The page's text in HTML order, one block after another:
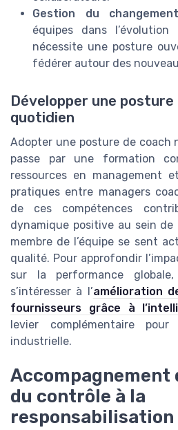
Gestion du
équipes dans
nécessite une posture
fédérer autour des
Développer une posture
quotidien
Adopter une posture de coach
passe par une formation
ressources en management
pratiques entre managers
de ces compétences
dynamique positive au sein de
membre de l’équipe se sent
qualité. Pour approfondir
sur la performance
s’intéresser à l’amélioration
fournisseurs grâce à
levier complémentaire
industrielle.
Accompagnement
du contrôle à la
responsabilisation